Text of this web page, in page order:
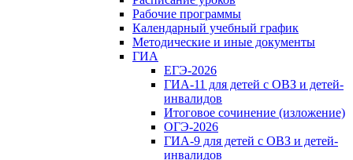
Рабочие программы
Календарный учебный график
Методические и иные документы
ГИА
ЕГЭ-2026
ГИА-11 для детей с ОВЗ и детей-
инвалидов
Итоговое сочинение (изложение)
ОГЭ-2026
ГИА-9 для детей с ОВЗ и детей-
инвалидов